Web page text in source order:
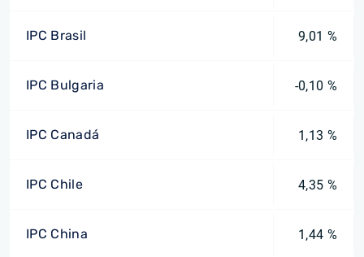
IPC Brasil 9,01 %
IPC Bulgaria -0,10 %
IPC Canadá 1,13 %
IPC Chile 4,35 %
IPC China 1,44 %